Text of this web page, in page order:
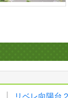
リベレ向陽台